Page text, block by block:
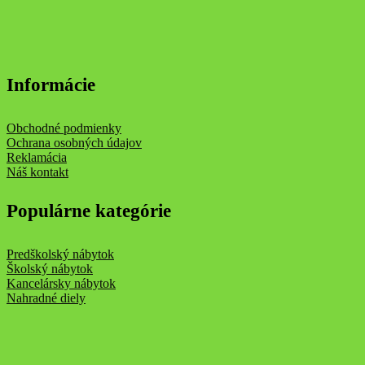
Informácie
Obchodné podmienky
Ochrana osobných údajov
Reklamácia
Náš kontakt
Populárne kategórie
Predškolský nábytok
Školský nábytok
Kancelársky nábytok
Nahradné diely